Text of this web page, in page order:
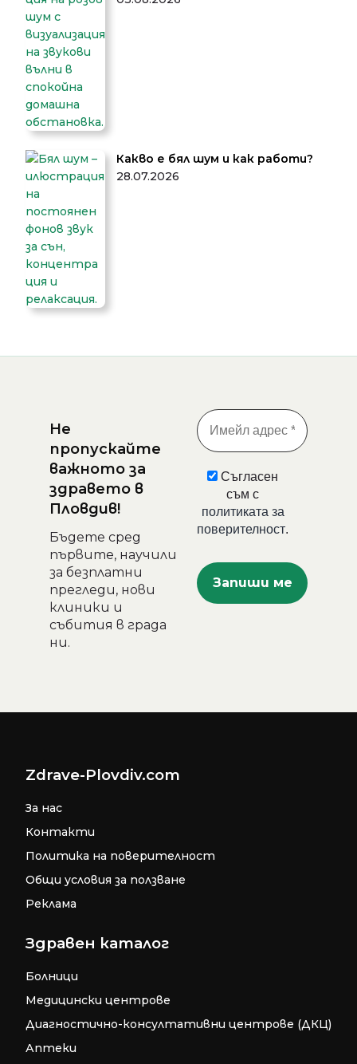
Какво е бял шум и как работи?
28.07.2026
Не
пропускайте
важното за
здравето в
Пловдив!
Бъдете сред
първите, научили
за безплатни
прегледи, нови
клиники и
събития в града
ни.
Съгласен
съм с
политиката за
поверителност.
Zdrave-Plovdiv.com
За нас
Контакти
Политика на поверителност
Общи условия за ползване
Реклама
Здравен каталог
Болници
Медицински центрове
Диагностично-консултативни центрове (ДКЦ)
Аптеки